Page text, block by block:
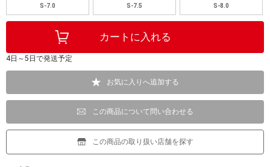
S-7.0 S-7.5 S-8.0
4日～5日で発送予定
お気に入りへ追加する
この商品について問い合わせる
この商品の取り扱い店舗を探す